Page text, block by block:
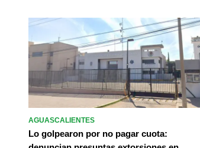
AGUASCALIENTES
Lo golpearon por no pagar cuota: